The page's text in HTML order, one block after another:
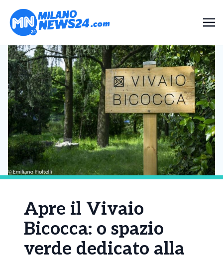
Apre il Vivaio
Bicocca: o spazio
verde dedicato alla